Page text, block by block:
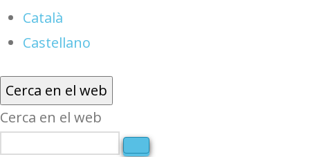
Català
Castellano
Cerca en el web
Cerca en el web